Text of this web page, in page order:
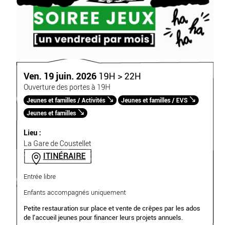
Ven. 19 juin. 2026 19H > 22H
Ouverture des portes à 19H
Jeunes et familles / Activités
Jeunes et familles / EVS
Jeunes et familles
Lieu :
La Gare de Coustellet
ITINÉRAIRE
Entrée libre
Enfants accompagnés uniquement
Petite restauration sur place et vente de crêpes par les ados
de l’accueil jeunes pour financer leurs projets annuels.